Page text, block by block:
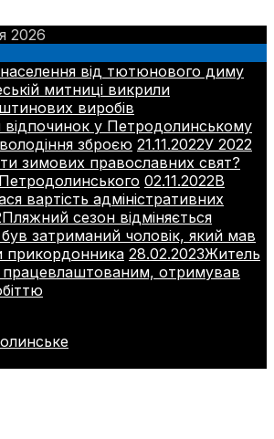
2026
від тютюнового диму
митниці викрили
виробів
відпочинок у Петродолинському
зброєю 21.11.2022У 2022
зимових православних свят?
02.11.2022В
вартість адміністративних
Пляжний сезон відміняється
затриманий чоловік, який мав
прикордонника 28.02.2023Житель
отримував